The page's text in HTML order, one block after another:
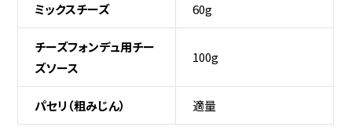
ミックスチーズ 60g
チーズフォンデュ用チー
ズソース
100g
パセリ（粗みじん） 適量